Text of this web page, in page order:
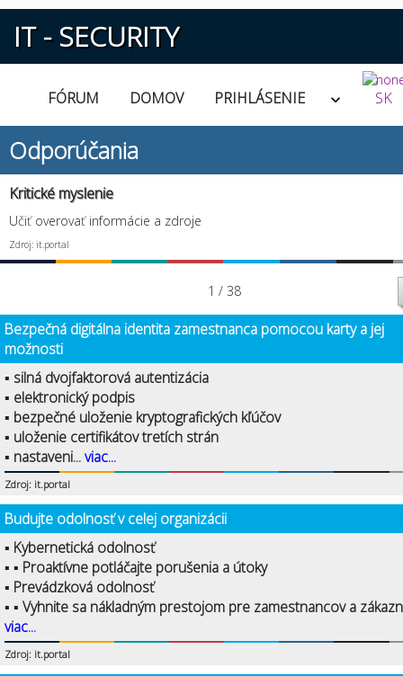
IT - SECURITY
FÓRUM DOMOV PRIHLÁSENIE SK
Odporúčania
Kritické myslenie
Učiť overovať informácie a zdroje
Zdroj: it.portal
1 / 38
Bezpečná digitálna identita zamestnanca pomocou karty a jej
možnosti
▪ silná dvojfaktorová autentizácia
▪ elektronický podpis
▪ bezpečné uloženie kryptografických kľúčov
▪ uloženie certifikátov tretích strán
▪ nastaveni...viac...
Zdroj: it.portal
Budujte odolnosť v celej organizácii
▪ Kybernetická odolnosť
▪ ▪ Proaktívne potláčajte porušenia a útoky
▪ Prevádzková odolnosť
▪ ▪ Vyhnite sa nákladným prestojom pre zamestnancov a
viac...
Zdroj: it.portal